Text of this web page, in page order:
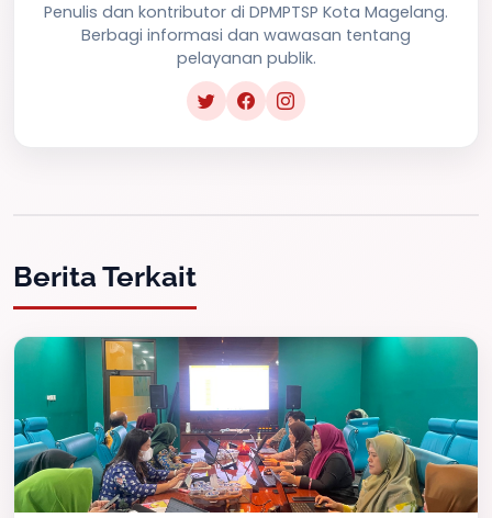
Penulis dan kontributor di DPMPTSP Kota Magelang.
Berbagi informasi dan wawasan tentang
pelayanan publik.
Berita Terkait